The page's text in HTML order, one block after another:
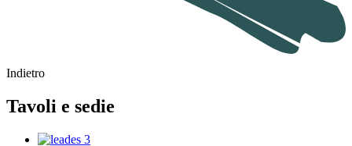
Indietro
Tavoli e sedie